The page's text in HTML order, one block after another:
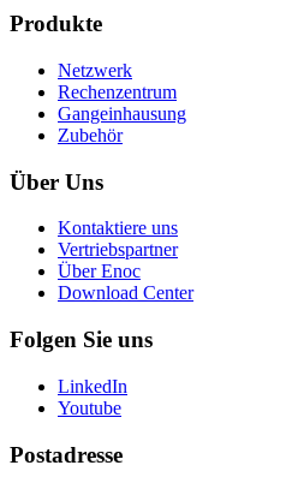
Produkte
Netzwerk
Rechenzentrum
Gangeinhausung
Zubehör
Über Uns
Kontaktiere uns
Vertriebspartner
Über Enoc
Download Center
Folgen Sie uns
LinkedIn
Youtube
Postadresse